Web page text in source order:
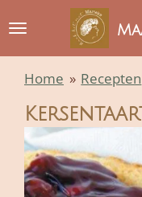
direct
naar
Home » Recepten